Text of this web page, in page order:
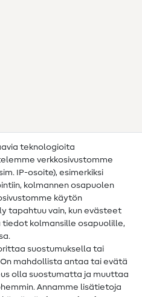
teknologioita
verkkosivustomme
IP-osoite), esimerkiksi
kolmannen osapuolen
käytön
tapahtuu vain, kun evästeet
kolmansille osapuolille,
suostumuksella tai
mahdollista antaa tai evätä
olla suostumatta ja muuttaa
Annamme lisätietoja